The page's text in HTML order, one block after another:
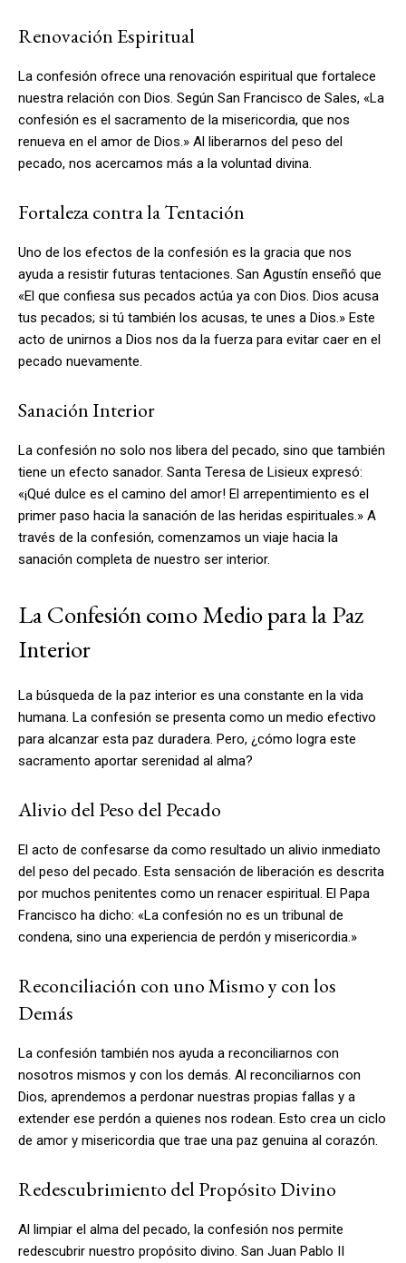
Renovación Espiritual
La confesión ofrece una renovación espiritual que fortalece
nuestra relación con Dios. Según San Francisco de Sales, «La
confesión es el sacramento de la misericordia, que nos
renueva en el amor de Dios.» Al liberarnos del peso del
pecado, nos acercamos más a la voluntad divina.
Fortaleza contra la Tentación
Uno de los efectos de la confesión es la gracia que nos
ayuda a resistir futuras tentaciones. San Agustín enseñó que
«El que confiesa sus pecados actúa ya con Dios. Dios acusa
tus pecados; si tú también los acusas, te unes a Dios.» Este
acto de unirnos a Dios nos da la fuerza para evitar caer en el
pecado nuevamente.
Sanación Interior
La confesión no solo nos libera del pecado, sino que también
tiene un efecto sanador. Santa Teresa de Lisieux expresó:
«¡Qué dulce es el camino del amor! El arrepentimiento es el
primer paso hacia la sanación de las heridas espirituales.» A
través de la confesión, comenzamos un viaje hacia la
sanación completa de nuestro ser interior.
La Confesión como Medio para la Paz
Interior
La búsqueda de la paz interior es una constante en la vida
humana. La confesión se presenta como un medio efectivo
para alcanzar esta paz duradera. Pero, ¿cómo logra este
sacramento aportar serenidad al alma?
Alivio del Peso del Pecado
El acto de confesarse da como resultado un alivio inmediato
del peso del pecado. Esta sensación de liberación es descrita
por muchos penitentes como un renacer espiritual. El Papa
Francisco ha dicho: «La confesión no es un tribunal de
condena, sino una experiencia de perdón y misericordia.»
Reconciliación con uno Mismo y con los
Demás
La confesión también nos ayuda a reconciliarnos con
nosotros mismos y con los demás. Al reconciliarnos con
Dios, aprendemos a perdonar nuestras propias fallas y a
extender ese perdón a quienes nos rodean. Esto crea un ciclo
de amor y misericordia que trae una paz genuina al corazón.
Redescubrimiento del Propósito Divino
Al limpiar el alma del pecado, la confesión nos permite
redescubrir nuestro propósito divino. San Juan Pablo II